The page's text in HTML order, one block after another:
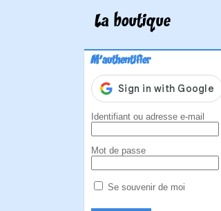
La boutique
M'authentifier
Identifiant ou adresse e-mail
Mot de passe
Se souvenir de moi